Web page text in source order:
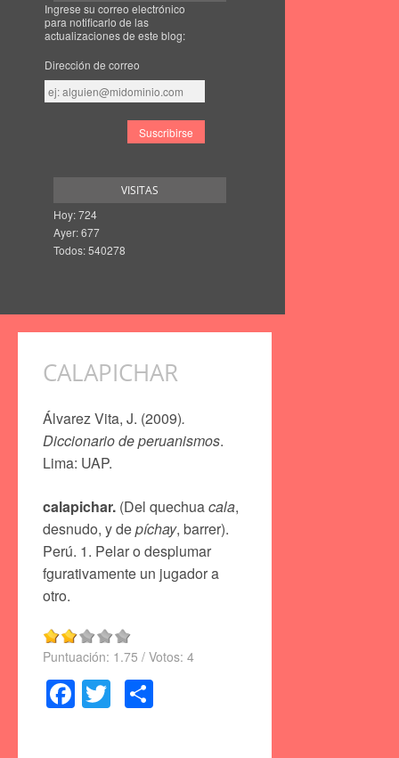
Ingrese su correo electrónico
para notificarlo de las
actualizaciones de este blog:
Dirección de correo
Dirección
de
VISITAS
Hoy: 724
Ayer: 677
Todos: 540278
CALAPICHAR
Álvarez Vita, J. (2009).
Diccionario de peruanismos.
Lima: UAP.
calapichar. (Del quechuacala,
desnudo, y depíchay, barrer).
Perú. 1. Pelar o desplumar
fgurativamente un jugador a
otro.
Puntuación: 1.75 / Votos: 4
Facebook
Twitter